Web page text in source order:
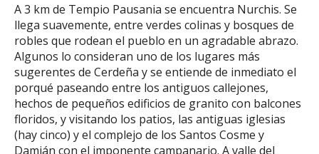
A 3 km de Tempio Pausania se encuentra Nurchis. Se
llega suavemente, entre verdes colinas y bosques de
robles que rodean el pueblo en un agradable abrazo.
Algunos lo consideran uno de los lugares más
sugerentes de Cerdeña y se entiende de inmediato el
porqué paseando entre los antiguos callejones,
hechos de pequeños edificios de granito con balcones
floridos, y visitando los patios, las antiguas iglesias
(hay cinco) y el complejo de los Santos Cosme y
Damián con el imponente campanario. A valle del